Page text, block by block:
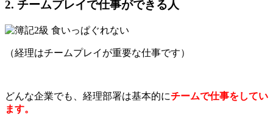
2. チームプレイで仕事ができる人
（経理はチームプレイが重要な仕事です）
どんな企業でも、経理部署は基本的にチームで仕事をしてい
ます。